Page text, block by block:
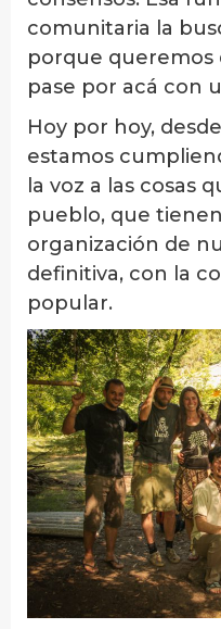
comunitaria la
porque queremos
pase por acá con
Hoy por hoy,
estamos
la voz a las cosas
pueblo, que
organización de
definitiva, con la
popular.